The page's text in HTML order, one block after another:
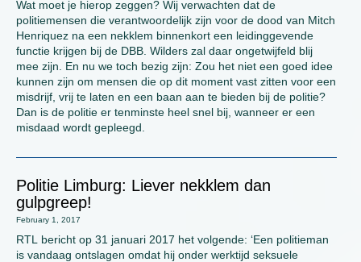
Wat moet je hierop zeggen? Wij verwachten dat de
politiemensen die verantwoordelijk zijn voor de dood van Mitch
Henriquez na een nekklem binnenkort een leidinggevende
functie krijgen bij de DBB. Wilders zal daar ongetwijfeld blij
mee zijn. En nu we toch bezig zijn: Zou het niet een goed idee
kunnen zijn om mensen die op dit moment vast zitten voor een
misdrijf, vrij te laten en een baan aan te bieden bij de politie?
Dan is de politie er tenminste heel snel bij, wanneer er een
misdaad wordt gepleegd.
Politie Limburg: Liever nekklem dan
gulpgreep!
February 1, 2017
RTL bericht op 31 januari 2017 het volgende: ‘Een politieman
is vandaag ontslagen omdat hij onder werktijd seksuele